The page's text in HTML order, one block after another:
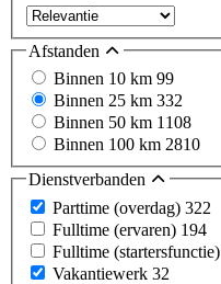
Afstanden
Binnen 10 km 99
Binnen 25 km 332
Binnen 50 km 1108
Binnen 100 km 2810
Dienstverbanden
Parttime (overdag) 322
Fulltime (ervaren) 194
Fulltime (startersfunctie)
Vakantiewerk 32